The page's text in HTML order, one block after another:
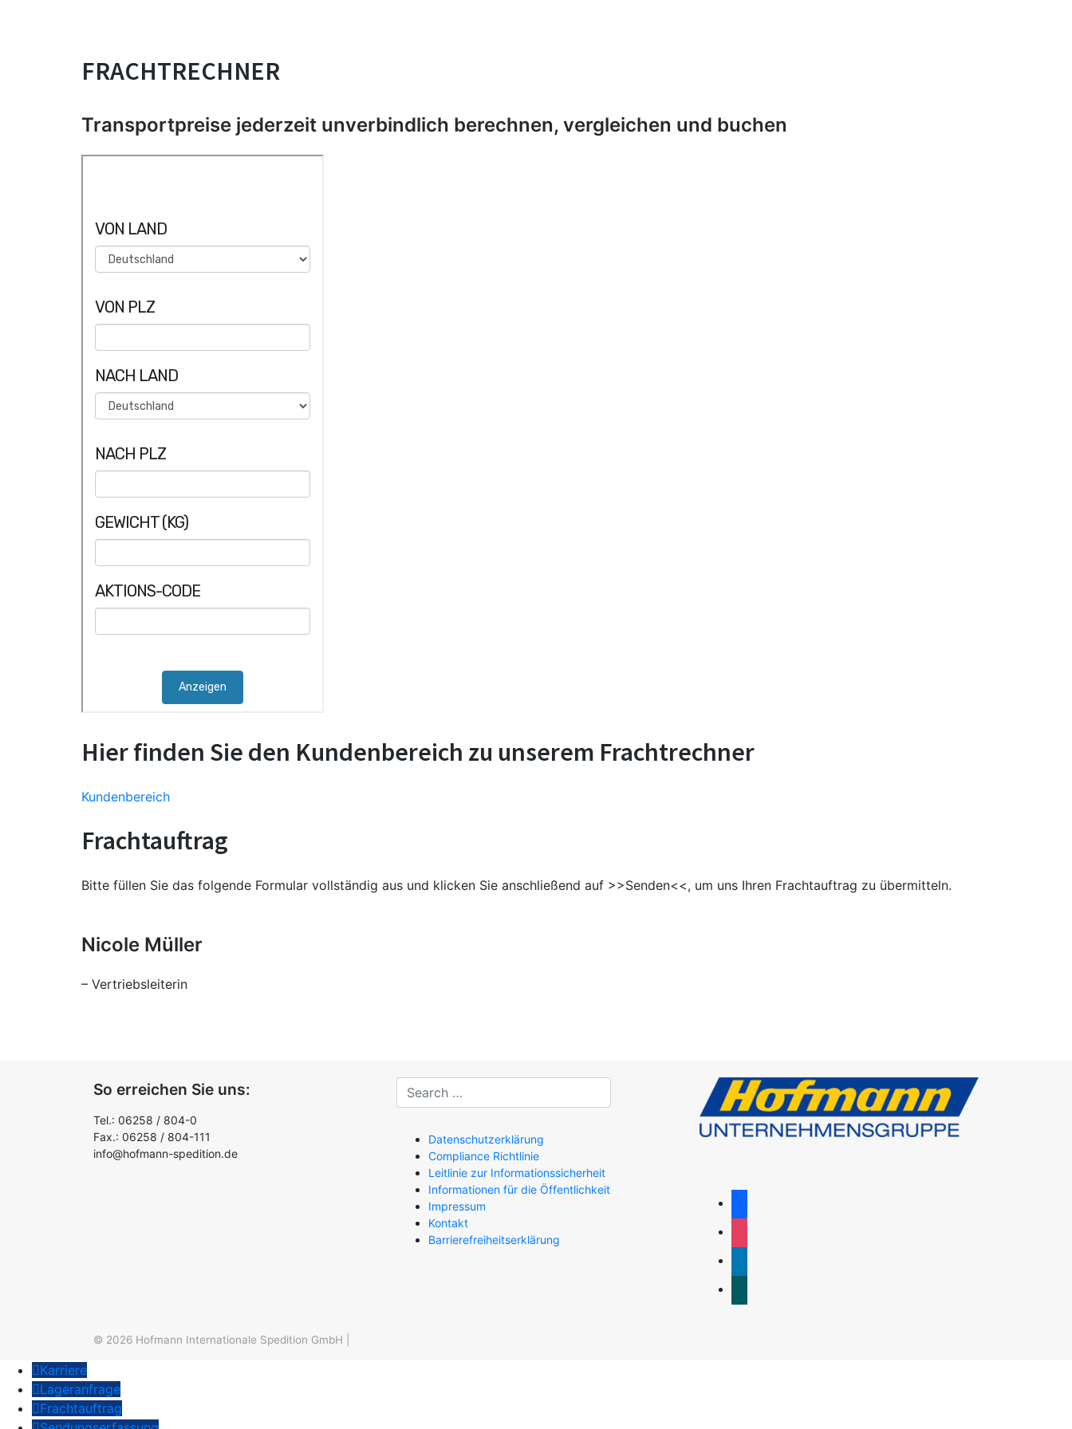
FRACHTRECHNER
Transportpreise jederzeit unverbindlich berechnen, vergleichen und buchen
Hier finden Sie den Kundenbereich zu unserem Frachtrechner
Kundenbereich
Frachtauftrag
Bitte füllen Sie das folgende Formular vollständig aus und klicken Sie anschließend auf >>Senden<<, um uns Ihren Frachtauftrag zu übermitteln.
Nicole Müller
– Vertriebsleiterin
So erreichen Sie uns:
Tel.: 06258 / 804-0
Fax.: 06258 / 804-111
info@hofmann-spedition.de
Datenschutzerklärung
Compliance Richtlinie
Leitlinie zur Informationssicherheit
Informationen für die Öffentlichkeit
Impressum
Kontakt
Barrierefreiheitserklärung
© 2026 Hofmann Internationale Spedition GmbH
Karriere
Lageranfrage
Frachtauftrag